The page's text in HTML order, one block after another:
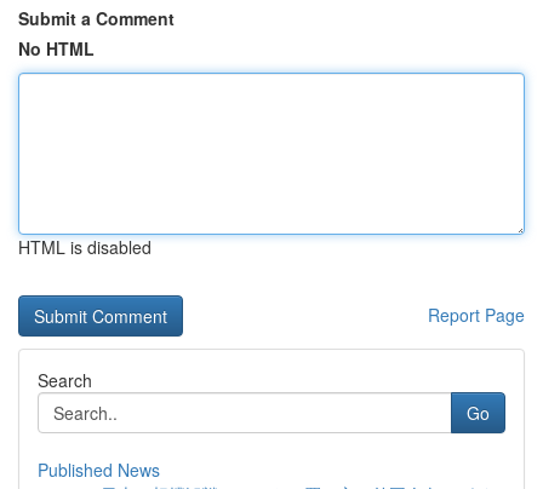
Submit a Comment
No HTML
HTML is disabled
Report Page
Search
Go
Published News